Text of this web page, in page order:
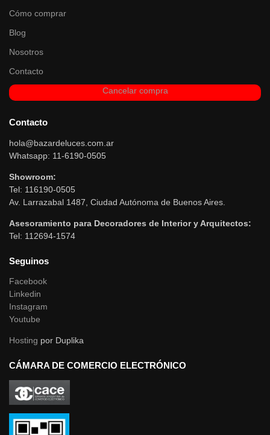
Cómo comprar
Blog
Nosotros
Contacto
Cancelar compra
Contacto
hola@bazardeluces.com.ar
Whatsapp: 11-6190-0505
Showroom:
Tel: 116190-0505
Av. Larrazabal 1487, Ciudad Autónoma de Buenos Aires.
Asesoramiento para Decoradores de Interior y Arquitectos:
Tel: 112694-1574
Seguinos
Facebook
Linkedin
Instagram
Youtube
Hosting por Duplika
CÁMARA DE COMERCIO ELECTRÓNICO